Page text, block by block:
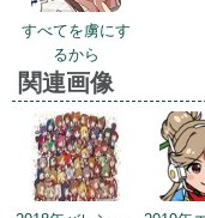
すべてを虜にす
るから
関連画像